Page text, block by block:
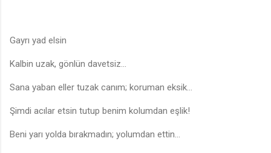
Gayrı yad elsin
Kalbin uzak, gönlün davetsiz...
Sana yaban eller tuzak canım; koruman eksik...
Şimdi acılar etsin tutup benim kolumdan eşlik!
Beni yarı yolda bırakmadın; yolumdan ettin...